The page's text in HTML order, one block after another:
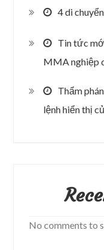
4 di
Tin tức
MMA nghiệp
Thẩm
lệnh hiển thị
No comments to